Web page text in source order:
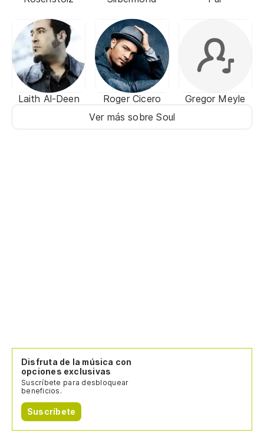
Laith Al-Deen Roger Cicero
Gregor Meyle
Ver más sobre Soul
Disfruta de la música con
opciones exclusivas
Suscríbete para desbloquear
beneficios.
Suscríbete